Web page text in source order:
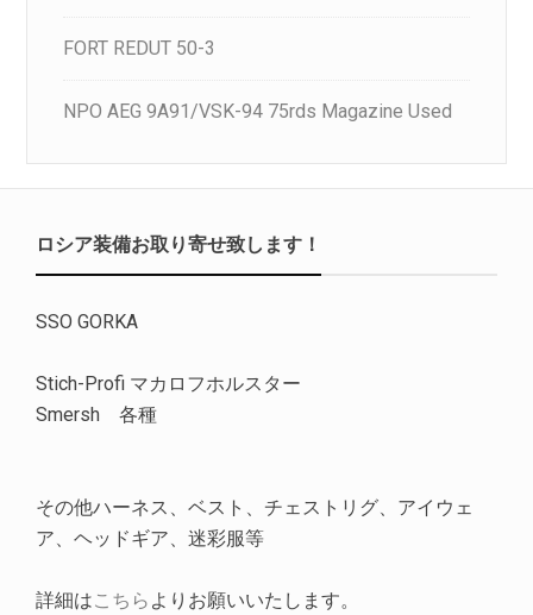
FORT REDUT 50-3
NPO AEG 9A91/VSK-94 75rds Magazine Used
ロシア装備お取り寄せ致します！
SSO GORKA
Stich-Profi マカロフホルスター
Smersh 各種
その他ハーネス、ベスト、チェストリグ、アイウェ
ア、ヘッドギア、迷彩服等
詳細はこちら よりお願いいたします。